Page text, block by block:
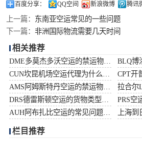
百度分享： QQ空间 新浪微博 腾讯
上一篇： 东南亚空运常见的一些问题
下一篇： 非洲国际物流需要几天时间
相关推荐
CPT开
拉合尔
PRS空
上海
栏目推荐
巴基斯坦空运
澳大利亚空运
俄罗斯空运
加拿大空运
伊朗空运